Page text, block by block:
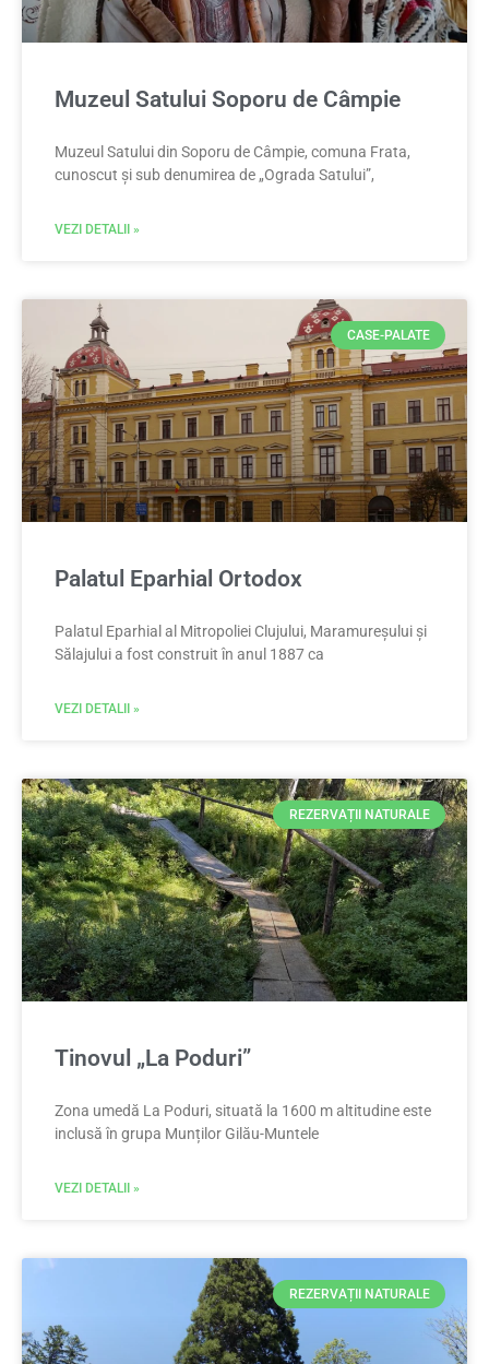
Muzeul Satului Soporu de Câmpie
Muzeul Satului din Soporu de Câmpie, comuna Frata,
cunoscut și sub denumirea de „Ograda Satului”,
VEZI DETALII »
CASE-PALATE
Palatul Eparhial Ortodox
Palatul Eparhial al Mitropoliei Clujului, Maramureșului și
Sălajului a fost construit în anul 1887 ca
VEZI DETALII »
REZERVAȚII NATURALE
Tinovul „La Poduri”
Zona umedă La Poduri, situată la 1600 m altitudine este
inclusă în grupa Munților Gilău-Muntele
VEZI DETALII »
REZERVAȚII NATURALE